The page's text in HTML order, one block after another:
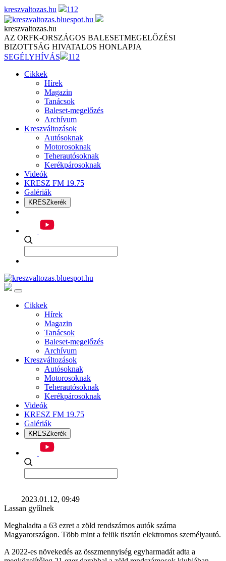
Skip
to
content
kreszvaltozas.hu 112
kreszvaltozas.hu
AZ ORFK-ORSZÁGOS BALESETMEGELŐZÉSI
BIZOTTSÁG HIVATALOS HONLAPJA
SEGÉLYHÍVÁS
112
Cikkek
Hírek
Magazin
Tanácsok
Baleset-megelőzés
Archívum
Kreszváltozások
Autósoknak
Motorosoknak
Teherautósoknak
Kerékpárosoknak
Videók
KRESZ FM 19.75
Galériák
KRESZkerék
Cikkek
Hírek
Magazin
Tanácsok
Baleset-megelőzés
Archívum
Kreszváltozások
Autósoknak
Motorosoknak
Teherautósoknak
Kerékpárosoknak
Videók
KRESZ FM 19.75
Galériák
KRESZkerék
2023.01.12, 09:49
Lassan gyűlnek
Meghaladta a 63 ezret a zöld rendszámos autók száma
Magyarországon. Több mint a felük tisztán elektromos személyautó.
A 2022-es növekedés az összmennyiség egyharmadát adta a